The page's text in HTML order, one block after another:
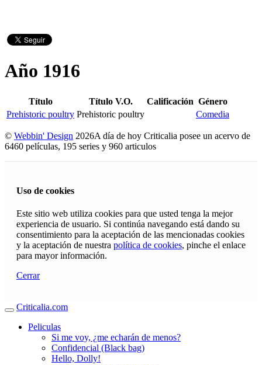
Año 1916
Título Título V.O. Calificación Género
Prehistoric poultry Prehistoric poultry Comedia
© Webbin' Design 2026A día de hoy Criticalia posee un acervo de
6460 películas, 195 series y 960 articulos
Uso de cookies
Este sitio web utiliza cookies para que usted tenga la mejor
experiencia de usuario. Si continúa navegando está dando su
consentimiento para la aceptación de las mencionadas cookies
y la aceptación de nuestra política de cookies, pinche el enlace
para mayor información.
Cerrar
Criticalia.com
Peliculas
Si me voy, ¿me echarán de menos?
Confidencial (Black bag)
Hello, Dolly!